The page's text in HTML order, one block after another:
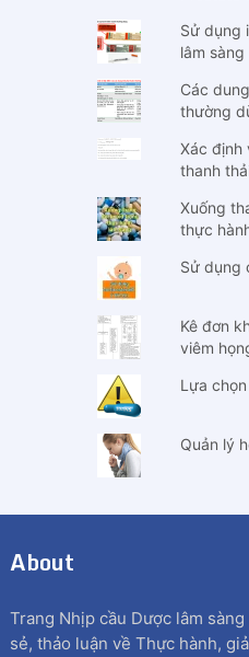
Sử dụng
lâm sàng
Các
thường
Xác định
thanh
Xuống
thực
Sử dụng
Kê đơn
viêm
Lựa
Quản lý
About
Trang Nhịp cầu Dược lâm
sẻ, thảo luận về Thực hành,